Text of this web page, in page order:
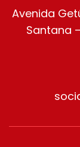
Avenida
Santana